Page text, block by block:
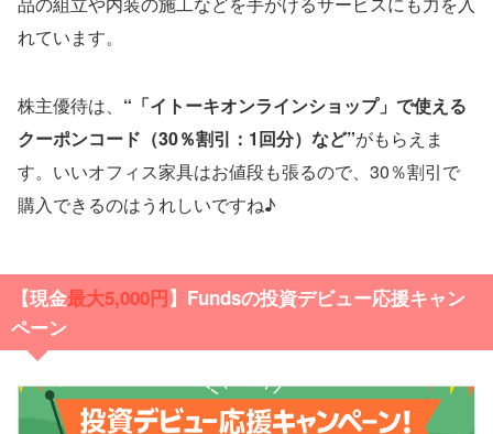
れています。
株主優待は、 “「イトーキオンラインショップ」で使える
クーポンコード（30％割引：1回分）など”がもらえま
す。いいオフィス家具はお値段も張るので、30％割引で
購入できるのはうれしいですね♪
【現金最大5,000円】Fundsの投資デビュー応援キャン
ペーン